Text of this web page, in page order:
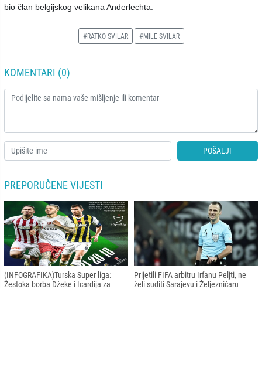
bio član belgijskog velikana Anderlechta.
#RATKO SVILAR #MILE SVILAR
KOMENTARI (0)
POŠALJI
PREPORUČENE VIJESTI
(INFOGRAFIKA)Turska Super liga:
Žestoka borba Džeke i Icardija za
Prijetili FIFA arbitru Irfanu Peljti, ne
želi suditi Sarajevu i Željezničaru